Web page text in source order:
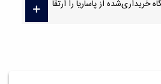
از پاساریا را ارتقا